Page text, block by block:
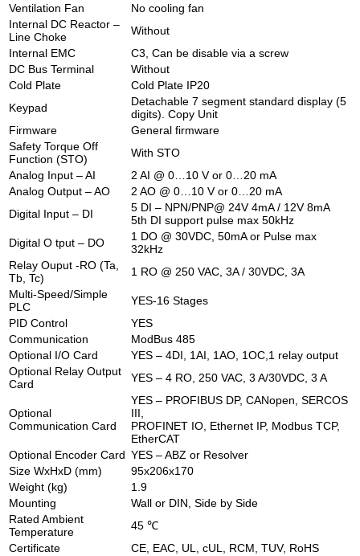
Ventilation Fan
No cooling fan
Internal DC Reactor –
Line Choke
Without
Internal EMC
C3, Can be disable via a screw
DC Bus Terminal
Without
Cold Plate
Cold Plate IP20
Keypad
Detachable 7 segment standard display (5
digits). Copy Unit
Firmware
General firmware
Safety Torque Off
Function (STO)
With STO
Analog Input – AI
2 AI @ 0…10 V or 0…20 mA
Analog Output – AO
2 AO @ 0…10 V or 0…20 mA
Digital Input – DI
5 DI – NPN/PNP@ 24V 4mA / 12V 8mA
5th DI support pulse max 50kHz
Digital O tput – DO
1 DO @ 30VDC, 50mA or Pulse max
32kHz
Relay Ouput -RO (Ta,
Tb, Tc)
1 RO @ 250 VAC, 3A / 30VDC, 3A
Multi-Speed/Simple
PLC
YES-16 Stages
PID Control
YES
Communication
ModBus 485
Optional I/O Card
YES – 4DI, 1AI, 1AO, 1OC,1 relay output
Optional Relay Output
Card
YES – 4 RO, 250 VAC, 3 A/30VDC, 3 A
Optional
Communication Card
YES – PROFIBUS DP, CANopen, SERCOS
III,
PROFINET IO, Ethernet IP, Modbus TCP,
EtherCAT
Optional Encoder Card YES – ABZ or Resolver
Size WxHxD (mm)
95x206x170
Weight (kg)
1.9
Mounting
Wall or DIN, Side by Side
Rated Ambient
Temperature
45 ℃
Certificate
CE, EAC, UL, cUL, RCM, TUV, RoHS